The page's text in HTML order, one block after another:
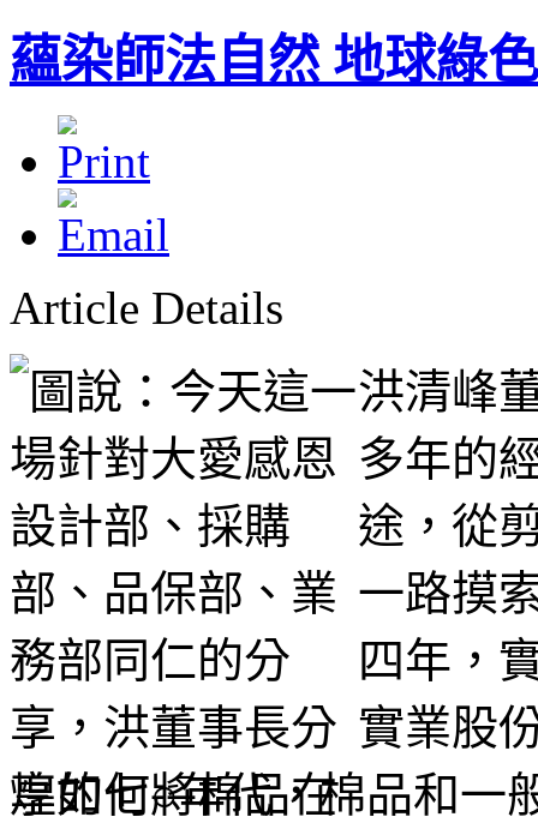
蘊染師法自然 地球綠
Article Details
洪清峰
多年的
途，從
一路摸
四年，
實業股
煌的七○年代，棉品和一